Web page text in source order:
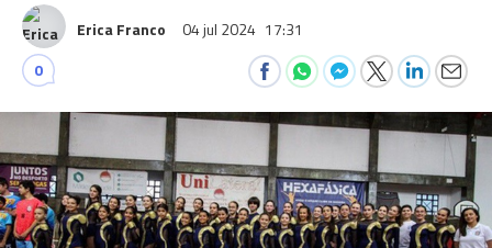
Erica Franco 04 jul 2024 17:31
0